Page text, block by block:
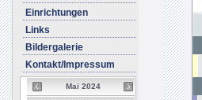
Einrichtungen
Links
Bildergalerie
Kontakt/Impressum
Mai 2024